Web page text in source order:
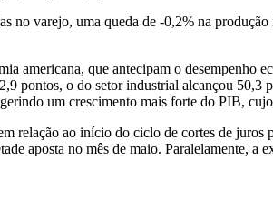
no varejo, uma queda de -0,2% na
americana, que antecipam o
pontos, o do setor industrial alcançou 50,3
um crescimento mais forte do PIB,
relação ao início do ciclo de cortes de
aposta no mês de maio. Paralelamente,